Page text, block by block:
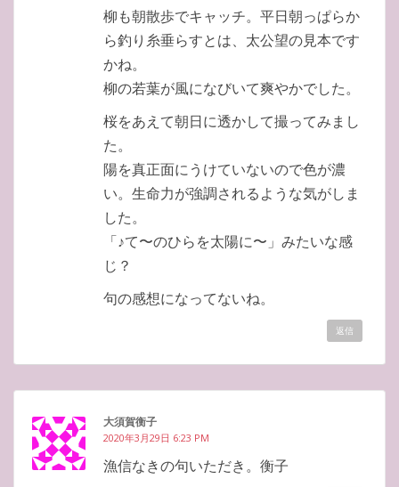
柳も朝散歩でキャッチ。平日朝っぱらか
ら釣り糸垂らすとは、太公望の見本です
かね。
柳の若葉が風になびいて爽やかでした。
桜をあえて朝日に透かして撮ってみまし
た。
陽を真正面にうけていないので色が濃
い。生命力が強調されるような気がしま
した。
「♪て〜のひらを太陽に〜」みたいな感
じ？
句の感想になってないね。
返信
大須賀衡子
2020年3月29日 6:23 PM
漁信なきの句いただき。衡子